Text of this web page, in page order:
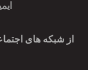
از شبکه های